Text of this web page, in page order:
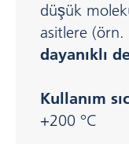
düşük
asitlere (örn.
dayanıklı
Kullanım
+200 °C